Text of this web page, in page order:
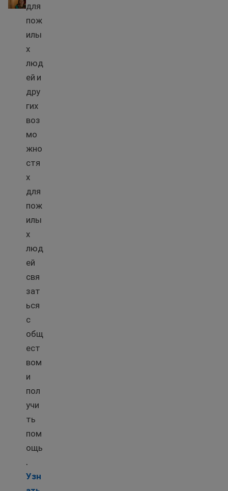
для
пож
илы
х
люд
ей и
дру
гих
воз
мо
жно
стя
х
для
пож
илы
х
люд
ей
свя
зат
ься
с
общ
ест
вом
и
пол
учи
ть
пом
ощь
.
Узн